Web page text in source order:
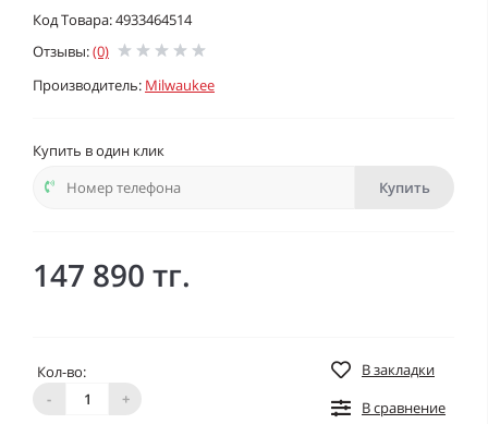
Код Товара: 4933464514
Отзывы:(0)
Производитель: Milwaukee
Купить в один клик
Купить
147 890 тг.
Кол-во:
-
+
В закладки
В сравнение